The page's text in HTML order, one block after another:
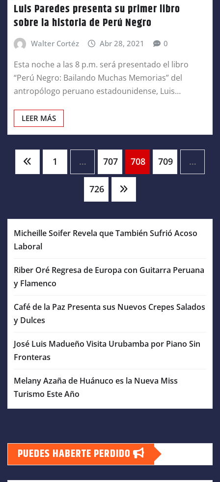
Luis Paredes presenta su primer libro
sobre la historia de Perú Negro
Walter Cortéz Abr 28, 2021 0
Esta noche a las 8 p.m. será presentado el libro
“Perú Negro: Bailando Muchas Memorias” del
antropólogo peruano estadounidense, Luis…
LEER MÁS
Paginación
entradas
1 … 707 708 709 …
726
Micheille Soifer Revela que También Sufrió Acoso
Laboral
Riber Oré Regresa de Europa con Guitarra Peruana
y Flamenco
Café de la Paz Presenta sus Nuevos Crepes Salados
y Dulces
José Luis Madueño Visita Urubamba por Piano Sin
Fronteras
Melany Azaña de Huánuco es la Nueva Miss
Turismo Este Año
PUEDES HABERTE PERDIDO